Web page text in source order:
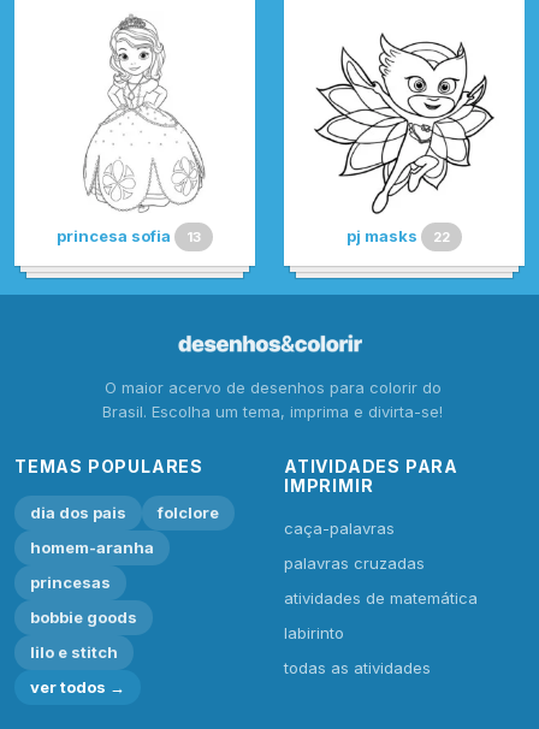
princesa sofia 13 pj masks 22
O maior acervo de desenhos para colorir do
Brasil. Escolha um tema, imprima e divirta-se!
TEMAS POPULARES
dia dos pais
folclore
homem-aranha
princesas
bobbie goods
lilo e stitch
ver todos →
ATIVIDADES PARA
IMPRIMIR
caça-palavras
palavras cruzadas
atividades de matemática
labirinto
todas as atividades